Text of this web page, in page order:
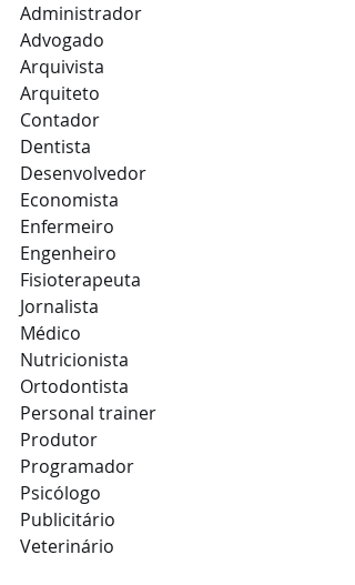
Administrador
Advogado
Arquivista
Arquiteto
Contador
Dentista
Desenvolvedor
Economista
Enfermeiro
Engenheiro
Fisioterapeuta
Jornalista
Médico
Nutricionista
Ortodontista
Personal trainer
Produtor
Programador
Psicólogo
Publicitário
Veterinário